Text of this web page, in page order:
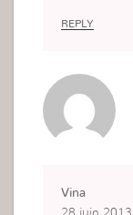
REPLY
Vina